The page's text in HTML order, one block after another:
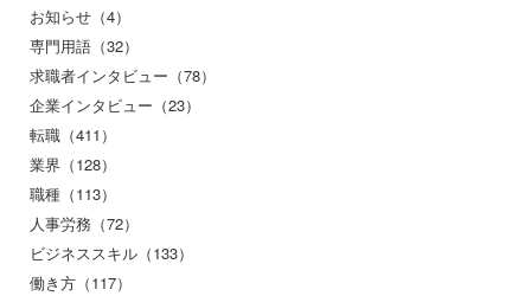
お知らせ（4）
専門用語（32）
求職者インタビュー（78）
企業インタビュー（23）
転職（411）
業界（128）
職種（113）
人事労務（72）
ビジネススキル（133）
働き方（117）